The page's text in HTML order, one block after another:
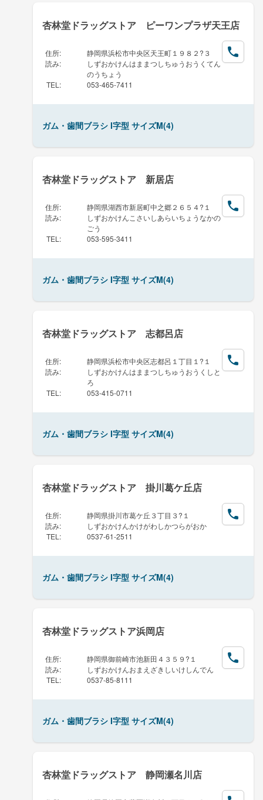
杏林堂ドラッグストア ピーワンプラザ天王店
住所:
静岡県浜松市中央区天王町１９８２?３
読み:
しずおかけんはままつしちゅうおうくてん
のうちょう
TEL : 053-465-7411
ガム・歯間ブラシ I字型 サイズM(4)
杏林堂ドラッグストア 新居店
住所:
静岡県湖西市新居町中之郷２６５４?１
読み:
しずおかけんこさいしあらいちょうなかの
ごう
TEL : 053-595-3411
ガム・歯間ブラシ I字型 サイズM(4)
杏林堂ドラッグストア 志都呂店
住所:
静岡県浜松市中央区志都呂１丁目１?１
読み:
しずおかけんはままつしちゅうおうくしと
ろ
TEL : 053-415-0711
ガム・歯間ブラシ I字型 サイズM(4)
杏林堂ドラッグストア 掛川葛ケ丘店
住所:
静岡県掛川市葛ケ丘３丁目３?１
読み:
しずおかけんかけがわしかつらがおか
TEL : 0537-61-2511
ガム・歯間ブラシ I字型 サイズM(4)
杏林堂ドラッグストア浜岡店
住所:
静岡県御前崎市池新田４３５９?１
読み:
しずおかけんおまえざきしいけしんでん
TEL : 0537-85-8111
ガム・歯間ブラシ I字型 サイズM(4)
杏林堂ドラッグストア 静岡瀬名川店